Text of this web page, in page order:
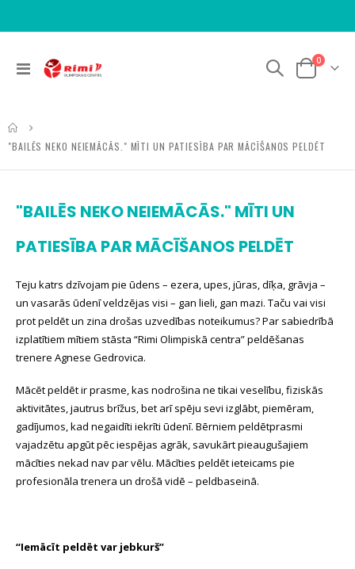
Toggle
Cart
0items
"BAILĒS NEKO NEIEMĀCĀS." MĪTI UN PATIESĪBA PAR MĀCĪŠANOS PELDĒT
"BAILĒS NEKO NEIEMĀCĀS." MĪTI UN
PATIESĪBA PAR MĀCĪŠANOS PELDĒT
Teju katrs dzīvojam pie ūdens – ezera, upes, jūras, dīķa, grāvja –
un vasarās ūdenī veldzējas visi – gan lieli, gan mazi. Taču vai visi
prot peldēt un zina drošas uzvedības noteikumus? Par sabiedrībā
izplatītiem mītiem stāsta “Rimi Olimpiskā centra” peldēšanas
trenere Agnese Gedrovica.
Mācēt peldēt ir prasme, kas nodrošina ne tikai veselību, fiziskās
aktivitātes, jautrus brīžus, bet arī spēju sevi izglābt, piemēram,
gadījumos, kad negaidīti iekrīti ūdenī. Bērniem peldētprasmi
vajadzētu apgūt pēc iespējas agrāk, savukārt pieaugušajiem
mācīties nekad nav par vēlu. Mācīties peldēt ieteicams pie
profesionāla trenera un drošā vidē – peldbaseinā.
“Iemācīt peldēt var jebkurš”